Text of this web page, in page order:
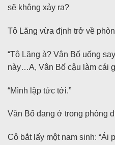
sẽ không xảy ra?
Tô Lăng vừa định trở về
“Tô Lăng à? Vân Bố uống
này…A, Vân Bố cậu làm cái
“Mình lập tức tới.”
Vân Bố đang ở trong phòng
Cô bắt lấy một nam sinh: